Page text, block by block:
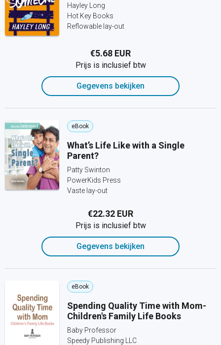
Hayley Long
Hot Key Books
Reflowable lay-out
€5.68 EUR
Prijs is inclusief btw
Gegevens bekijken
eBook
What’s Life Like with a Single
Parent?
Patty Swinton
PowerKids Press
Vaste lay-out
€22.32 EUR
Prijs is inclusief btw
Gegevens bekijken
eBook
Spending Quality Time with Mom-
Children's Family Life Books
Baby Professor
Speedy Publishing LLC